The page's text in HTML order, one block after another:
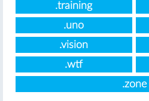
.training
.uno
.vision
.wtf
.zone